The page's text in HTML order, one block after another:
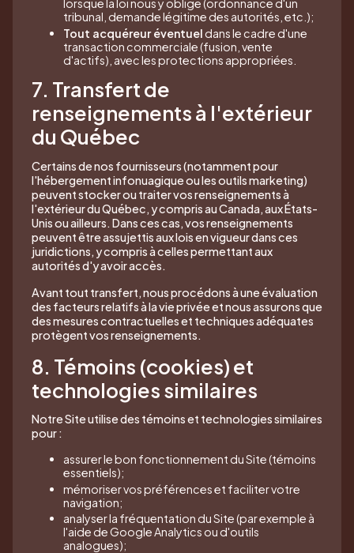
lorsque la loi nous y oblige (ordonnance d'un
tribunal, demande légitime des autorités, etc.);
Tout acquéreur éventuel dans le cadre d'une
transaction commerciale (fusion, vente
d'actifs), avec les protections appropriées.
7. Transfert de
renseignements à l'extérieur
du Québec
Certains de nos fournisseurs (notamment pour
l'hébergement infonuagique ou les outils marketing)
peuvent stocker ou traiter vos renseignements à
l'extérieur du Québec, y compris au Canada, aux États-
Unis ou ailleurs. Dans ces cas, vos renseignements
peuvent être assujettis aux lois en vigueur dans ces
juridictions, y compris à celles permettant aux
autorités d'y avoir accès.
Avant tout transfert, nous procédons à une évaluation
des facteurs relatifs à la vie privée et nous assurons que
des mesures contractuelles et techniques adéquates
protègent vos renseignements.
8. Témoins (cookies) et
technologies similaires
Notre Site utilise des témoins et technologies similaires
pour :
assurer le bon fonctionnement du Site (témoins
essentiels);
mémoriser vos préférences et faciliter votre
navigation;
analyser la fréquentation du Site (par exemple à
l'aide de Google Analytics ou d'outils
analogues);